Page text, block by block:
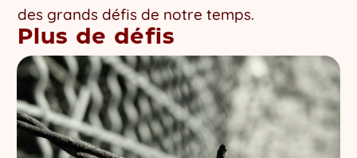
des grands défis de notre temps.
Plus de défis